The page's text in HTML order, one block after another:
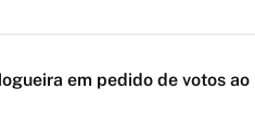
em pedido de votos ao